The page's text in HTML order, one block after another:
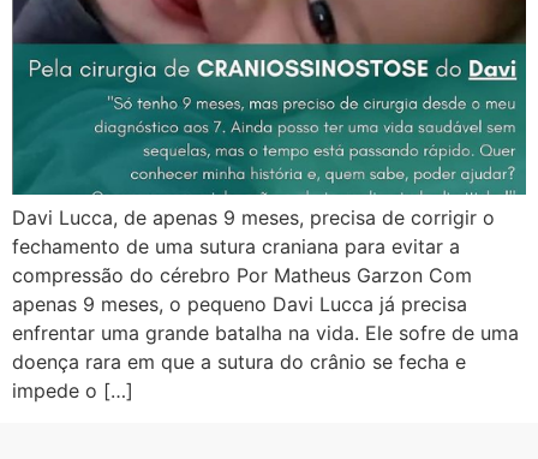
Davi Lucca, de apenas 9 meses, precisa de corrigir o
fechamento de uma sutura craniana para evitar a
compressão do cérebro Por Matheus Garzon Com
apenas 9 meses, o pequeno Davi Lucca já precisa
enfrentar uma grande batalha na vida. Ele sofre de uma
doença rara em que a sutura do crânio se fecha e
impede o […]